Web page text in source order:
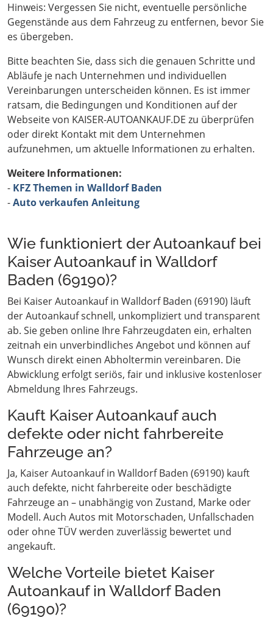
Hinweis: Vergessen Sie nicht, eventuelle persönliche
Gegenstände aus dem Fahrzeug zu entfernen, bevor Sie
es übergeben.
Bitte beachten Sie, dass sich die genauen Schritte und
Abläufe je nach Unternehmen und individuellen
Vereinbarungen unterscheiden können. Es ist immer
ratsam, die Bedingungen und Konditionen auf der
Webseite von KAISER-AUTOANKAUF.DE zu überprüfen
oder direkt Kontakt mit dem Unternehmen
aufzunehmen, um aktuelle Informationen zu erhalten.
Weitere Informationen:
- KFZ Themen in Walldorf Baden
-Auto verkaufen Anleitung
Wie funktioniert der Autoankauf bei
Kaiser Autoankauf in Walldorf
Baden (69190)?
Bei Kaiser Autoankauf in Walldorf Baden (69190) läuft
der Autoankauf schnell, unkompliziert und transparent
ab. Sie geben online Ihre Fahrzeugdaten ein, erhalten
zeitnah ein unverbindliches Angebot und können auf
Wunsch direkt einen Abholtermin vereinbaren. Die
Abwicklung erfolgt seriös, fair und inklusive kostenloser
Abmeldung Ihres Fahrzeugs.
Kauft Kaiser Autoankauf auch
defekte oder nicht fahrbereite
Fahrzeuge an?
Ja, Kaiser Autoankauf in Walldorf Baden (69190) kauft
auch defekte, nicht fahrbereite oder beschädigte
Fahrzeuge an – unabhängig von Zustand, Marke oder
Modell. Auch Autos mit Motorschaden, Unfallschaden
oder ohne TÜV werden zuverlässig bewertet und
angekauft.
Welche Vorteile bietet Kaiser
Autoankauf in Walldorf Baden
(69190)?